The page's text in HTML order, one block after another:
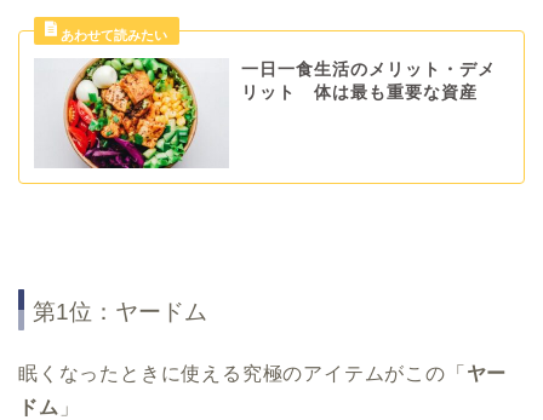
一日一食生活のメリット・デメ
リット 体は最も重要な資産
第1位：ヤードム
眠くなったときに使える究極のアイテムがこの「 ヤー
ドム 」